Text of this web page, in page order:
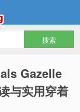
Gazelle
与实用穿着